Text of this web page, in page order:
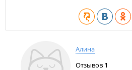
Алина
Отзывов 1